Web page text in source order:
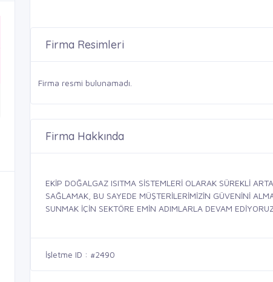
Firma Resimleri
Firma resmi bulunamadı.
Firma Hakkında
EKİP DOĞALGAZ ISITMA SİSTEMLERİ OLARAK SÜREKLİ
SAĞLAMAK, BU SAYEDE MÜŞTERİLERİMİZİN GÜVENİNİ
SUNMAK İÇİN SEKTÖRE EMİN ADIMLARLA DEVAM
İşletme ID : #2490